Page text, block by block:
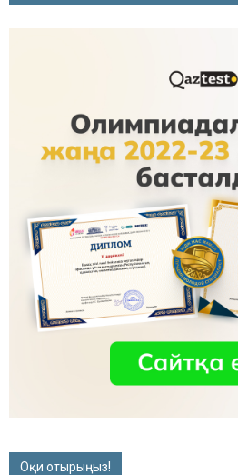
Оқи отырыңыз!